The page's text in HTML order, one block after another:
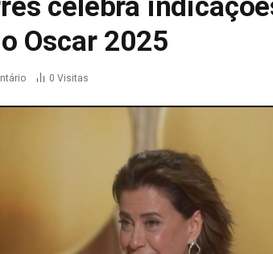
celebra
Oscar 2025
0 Visitas